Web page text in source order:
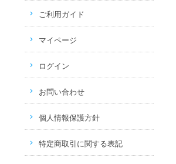
ご利用ガイド
マイページ
ログイン
お問い合わせ
個人情報保護方針
特定商取引に関する表記